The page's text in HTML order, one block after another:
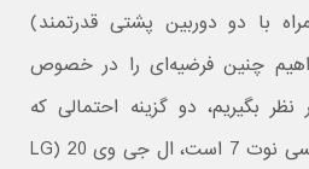
7 پلاس همراه با دو دوربین پشتی قدرتمند)
چنین فرضیه‌ای را در خصوص
نظر بگیریم، دو گزینه احتمالی که
مقصد بعدی خریداران گلکسی نوت 7 است، ال جی وی 20 (LG